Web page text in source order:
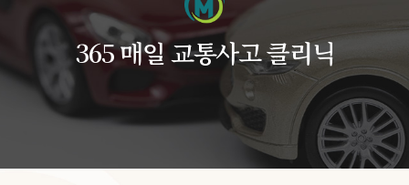
365 매일 교통사고 클리닉